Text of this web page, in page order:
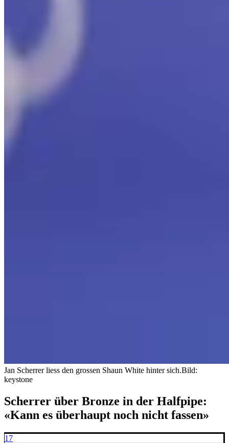
Jan Scherrer liess den grossen Shaun White hinter sich.Bild:
keystone
Scherrer über Bronze in der Halfpipe:
«Kann es überhaupt noch nicht fassen»
17